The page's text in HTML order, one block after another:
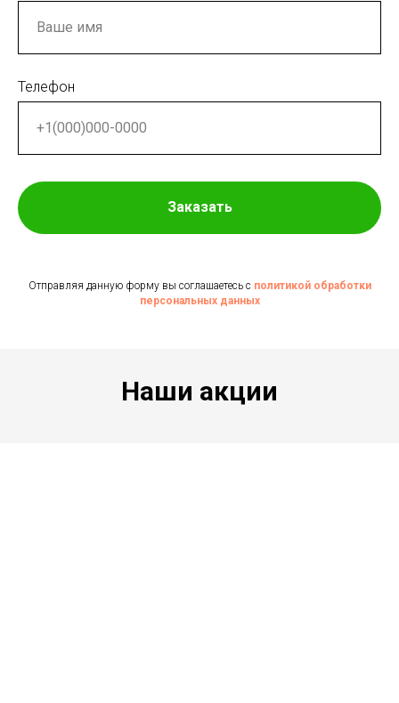
Телефон
Заказать
Отправляя данную форму вы соглашаетесь с политикой обработки
персональных данных
Наши акции